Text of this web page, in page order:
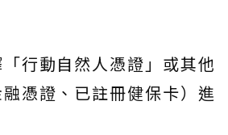
「行動自然人憑證」或其他
憑證、已註冊健保卡）進